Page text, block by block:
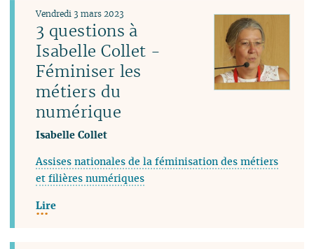
3 questions à
Isabelle Collet -
Féminiser les
métiers du
numérique
Vendredi 3 mars 2023
Isabelle Collet
Assises nationales de la féminisation des métiers
et filières numériques
Lire